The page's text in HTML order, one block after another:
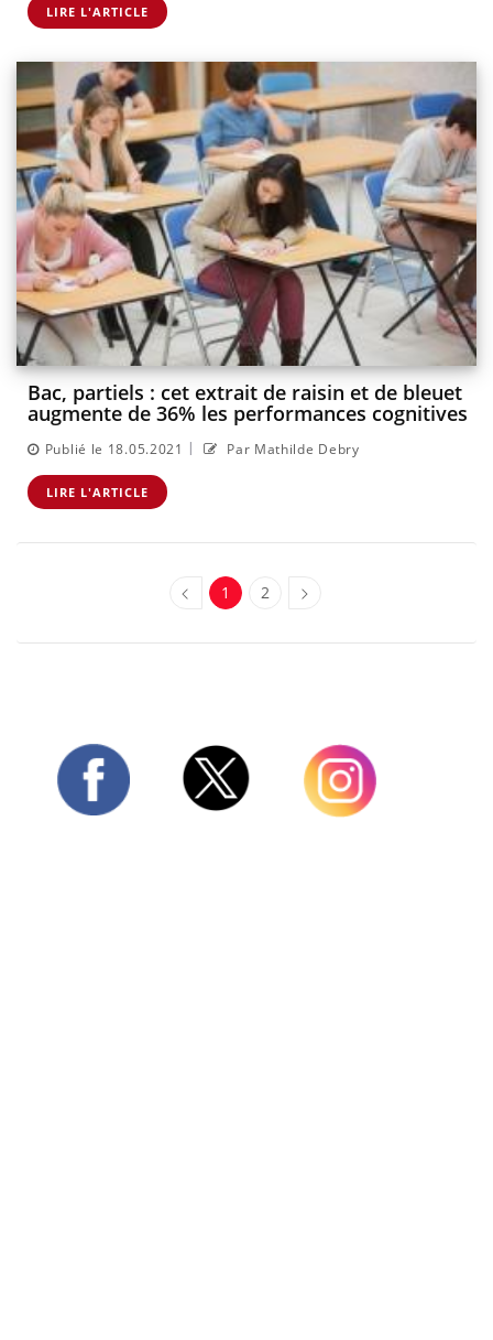
LIRE L'ARTICLE
Bac, partiels : cet extrait de raisin et de bleuet
augmente de 36% les performances cognitives
Publié le 18.05.2021 | Par Mathilde Debry
LIRE L'ARTICLE
1 2